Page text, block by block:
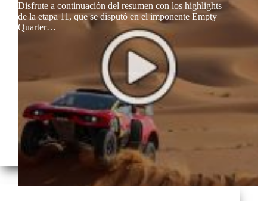
Disfrute a continuación del resumen con los highlights
de la etapa 11, que se disputó en el imponente Empty
Quarter…